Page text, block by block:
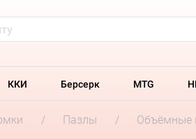
ККИ Берсерк MTG
Пазлы Объёмные